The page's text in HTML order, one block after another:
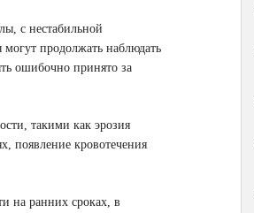
с нестабильной
продолжать наблюдать
ошибочно принято за
такими как эрозия
появление кровотечения
на ранних сроках, в